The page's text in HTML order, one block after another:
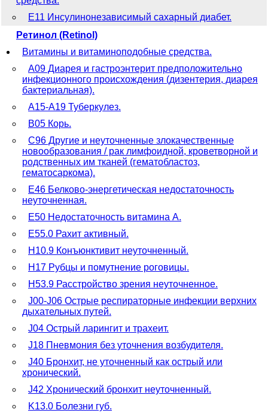
E11 Инсулинонезависимый сахарный диабет.
Ретинол (Retinol)
Витамины и витаминоподобные средства.
A09 Диарея и гастроэнтерит предположительно
инфекционного происхождения (дизентерия, диарея
бактериальная).
A15-A19 Туберкулез.
B05 Корь.
C96 Другие и неуточненные злокачественные
новообразования / рак лимфоидной, кроветворной и
родственных им тканей (гематобластоз,
гематосаркома).
E46 Белково-энергетическая недостаточность
неуточненная.
E50 Недостаточность витамина A.
E55.0 Рахит активный.
H10.9 Конъюнктивит неуточненный.
H17 Рубцы и помутнение роговицы.
H53.9 Расстройство зрения неуточненное.
J00-J06 Острые респираторные инфекции верхних
дыхательных путей.
J04 Острый ларингит и трахеит.
J18 Пневмония без уточнения возбудителя.
J40 Бронхит, не уточненный как острый или
хронический.
J42 Хронический бронхит неуточненный.
K13.0 Болезни губ.